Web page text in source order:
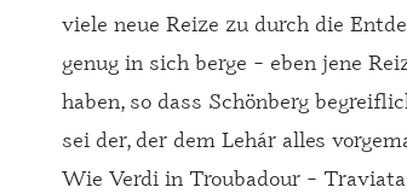
viele neue Reize zu durch die
genug in sich berge – eben jene
haben, so dass Schönberg
sei der, der dem Lehár alles
Wie Verdi in Troubadour –